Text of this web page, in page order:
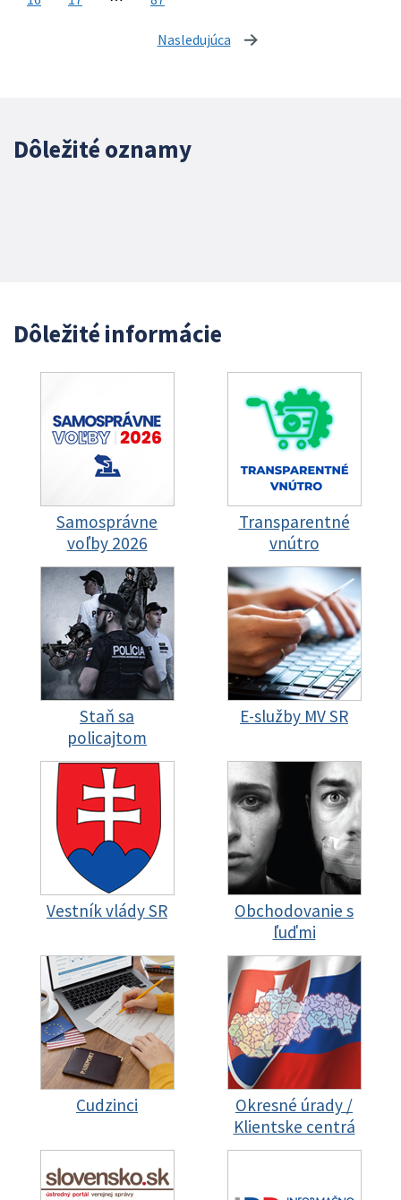
Nasledujúca stránka
Dôležité oznamy
Dôležité informácie
Samosprávne
voľby 2026
Transparentné
vnútro
Staň sa
policajtom
E-služby MV SR
Vestník vlády SR
Obchodovanie s
ľuďmi
Cudzinci
Okresné úrady /
Klientske centrá